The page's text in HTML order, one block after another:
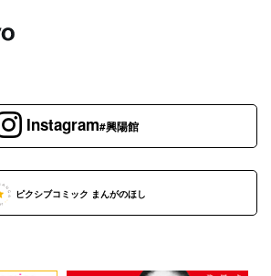
Instagram#興陽館
ピクシブコミック まんがのほし